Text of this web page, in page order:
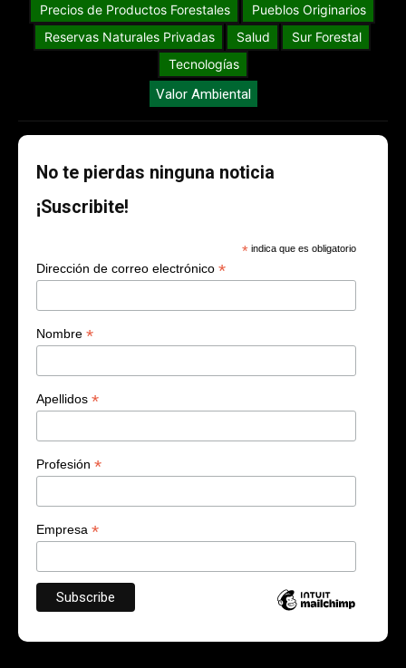
Precios de Productos Forestales
Pueblos Originarios
Reservas Naturales Privadas
Salud
Sur Forestal
Tecnologías
Valor Ambiental
No te pierdas ninguna noticia
¡Suscribite!
* indica que es obligatorio
Dirección de correo electrónico *
Nombre *
Apellidos *
Profesión *
Empresa *